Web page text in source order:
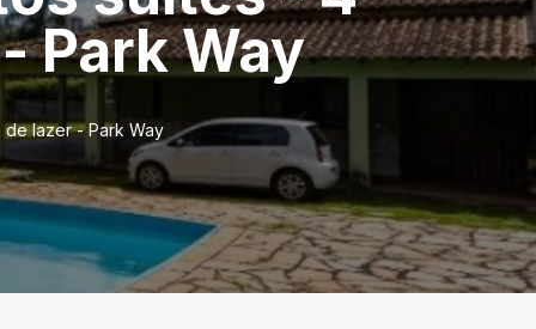
Park Way
de lazer - Park Way